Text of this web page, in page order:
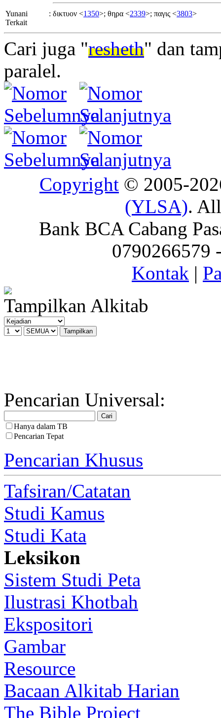
Yunani
Terkait
: δικτυον <1350>; θηρα <2339>; παγις <3803>
Cari juga "resheth" dan
paralel.
Copyright © 2005-
(YLSA).
Bank BCA Cabang
0790266579
Kontak |
Tampilkan Alkitab
Pencarian Universal:
Hanya dalam TB
Pencarian Tepat
Pencarian Khusus
Tafsiran/Catatan
Studi Kamus
Studi Kata
Leksikon
Sistem Studi Peta
Ilustrasi Khotbah
Ekspositori
Gambar
Resource
Bacaan Alkitab Harian
The Bible Project